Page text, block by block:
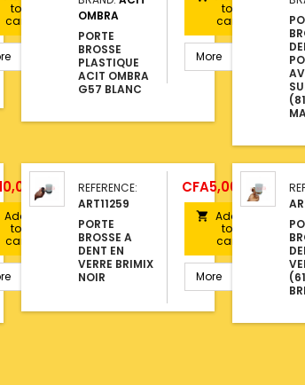
to
cart
OMBRA
PORTE
BROSSE
PLASTIQUE
ACIT OMBRA
G57 BLANC
to
cart
More
Add
to
cart
REFERENCE:
ART11259
PORTE
BROSSE A
DENT EN
VERRE BRIMIX
NOIR
Price
CFA5,000.00

Add
to
cart
More